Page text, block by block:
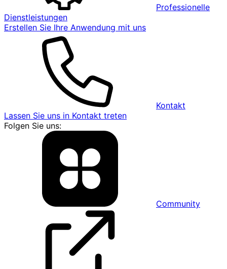
Professionelle
Dienstleistungen
Erstellen Sie Ihre Anwendung mit uns
Kontakt
Lassen Sie uns in Kontakt treten
Folgen Sie uns:
Community